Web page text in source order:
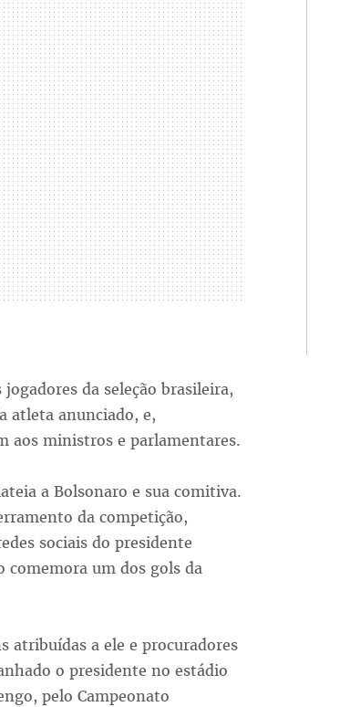
da seleção brasileira,
atleta anunciado, e,
aos ministros e parlamentares.
a Bolsonaro e sua comitiva.
da competição,
sociais do presidente
comemora um dos gols da
atribuídas a ele e procuradores
o presidente no estádio
pelo Campeonato